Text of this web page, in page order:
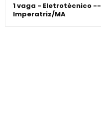
1 vaga - Eletrotécnico -­
Imperatriz/MA